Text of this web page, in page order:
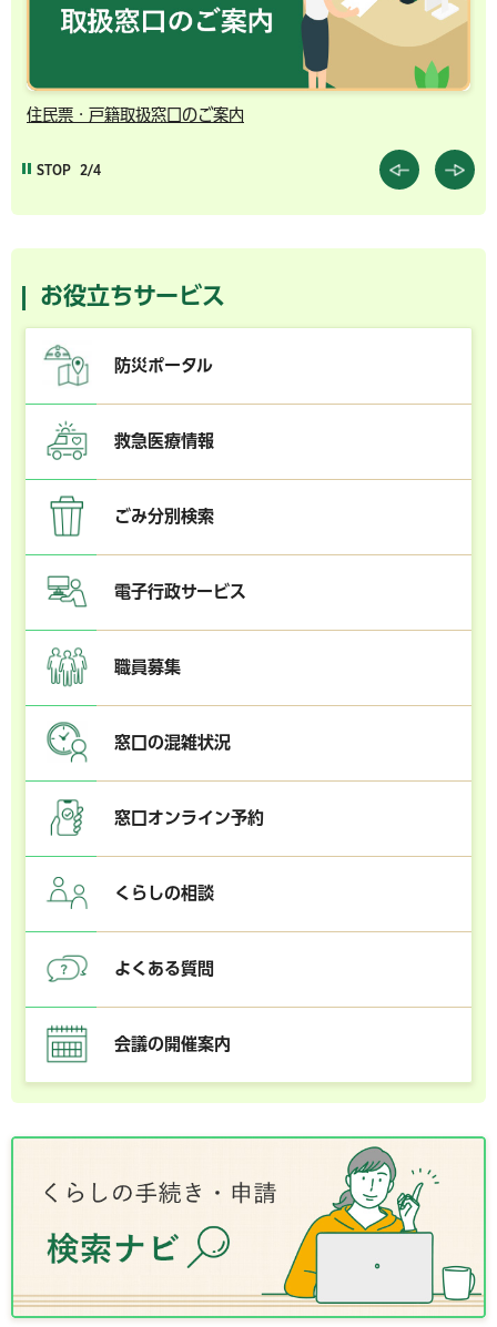
住民票・戸籍取扱窓口のご案内
STOP 2/4
お役立ちサービス
防災ポータル
救急医療情報
ごみ分別検索
電子行政サービス
職員募集
窓口の混雑状況
窓口オンライン予約
くらしの相談
よくある質問
会議の開催案内